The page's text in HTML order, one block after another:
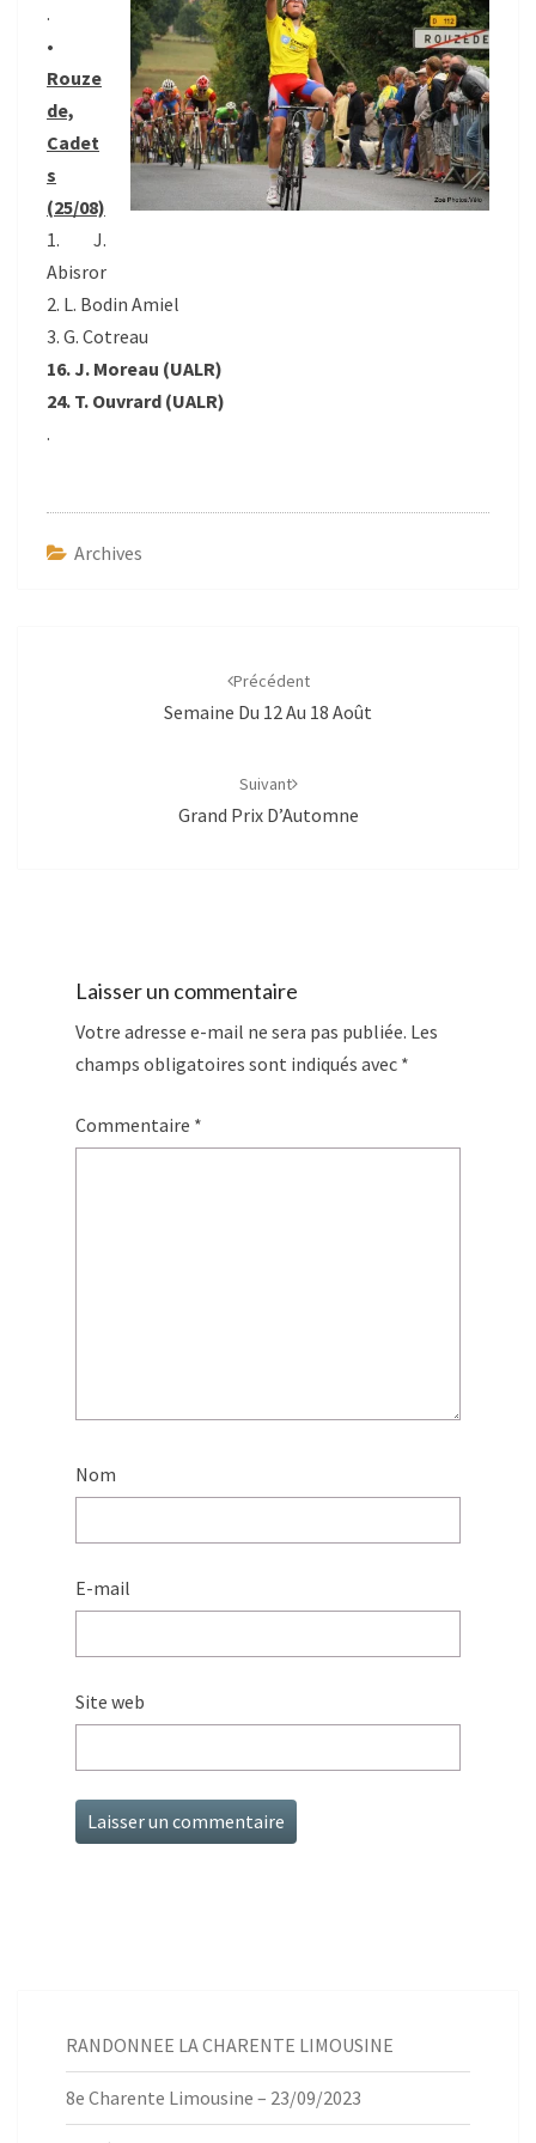
.
•
Rouze
de,
Cadet
s
(25/08)
1. J.
Abisror
2. L. Bodin Amiel
3. G. Cotreau
16. J. Moreau (UALR)
24. T. Ouvrard (UALR)
.
Archives
Précédent
Semaine Du 12 Au 18 Août
Suivant
Grand Prix D’Automne
Laisser un commentaire
Votre adresse e-mail ne sera pas publiée. Les
champs obligatoires sont indiqués avec *
Commentaire *
Nom
E-mail
Site web
RANDONNEE LA CHARENTE LIMOUSINE
8e Charente Limousine – 23/09/2023